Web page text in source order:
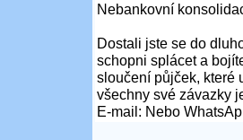
Nebankovní
Dostali jste se do
schopni splácet a
sloučení půjček, které
všechny své závazky
E-mail: Nebo